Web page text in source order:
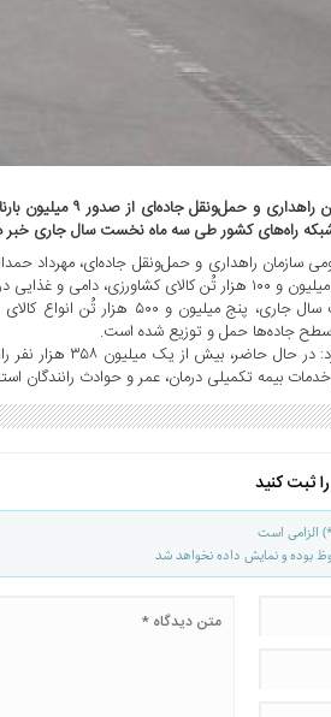
راه‌های کشور طی سه ماه نخست سال جاری خبر
وی اظهار کرد: طی سه ماه نخست سال
جاده‌ها حمل و توزیع شده است.
مدیرکل دفتر
بیمه تکمیلی درمان، عمر و حوادث رانندگان
ثبت کنید
الزامی است
بوده و نمایش داده نخواهد شد